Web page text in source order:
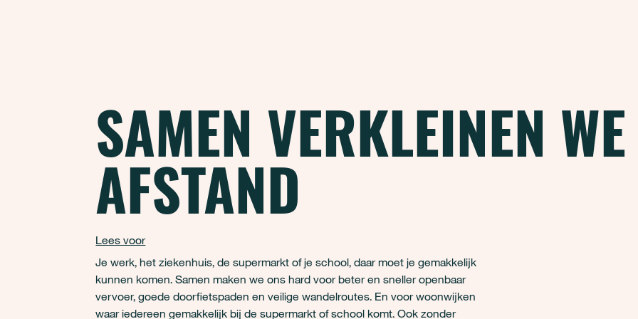
SAMEN VERKLEINEN
AFSTAND
Lees voor
Je werk, het ziekenhuis, de supermarkt of je school, daar moet je gemakkelijk
kunnen komen. Samen maken we ons hard voor beter en sneller openbaar
vervoer, goede doorfietspaden en veilige wandelroutes. En voor woonwijken
waar iedereen gemakkelijk bij de supermarkt of school komt. Ook zonder